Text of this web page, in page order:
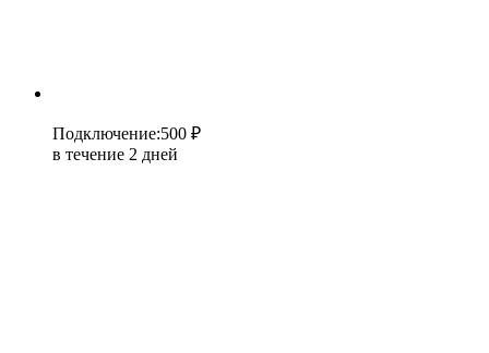
Подключение:500 ₽
в течение 2 дней